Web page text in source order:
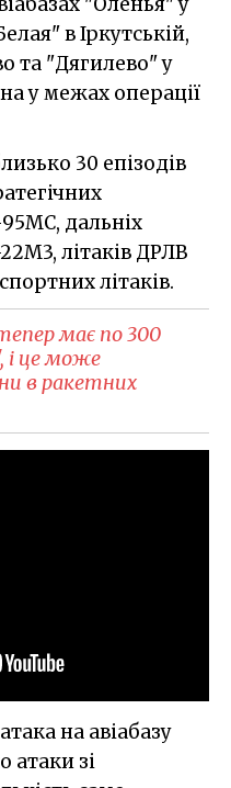
в Іркутській,
та "Дягилево" у
у межах операції
30 епізодів
дальніх
літаків ДРЛВ
літаків.
має по 300
і це може
в ракетних
на авіабазу
атаки зі